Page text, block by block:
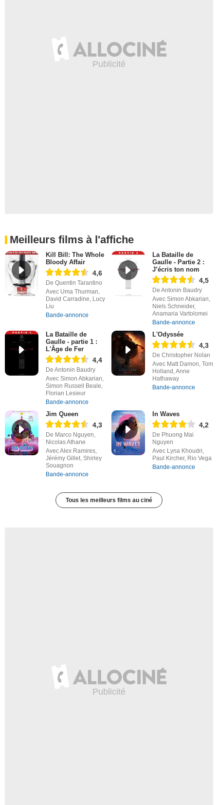
Meilleurs films à l'affiche
Kill Bill: The Whole
Bloody Affair
4,6
De Quentin Tarantino
Avec Uma Thurman,
David Carradine, Lucy
Liu
Bande-annonce
La Bataille de
Gaulle - Partie 2 :
J’écris ton nom
4,5
De Antonin Baudry
Avec Simon Abkarian,
Niels Schneider,
Anamaria Vartolomei
Bande-annonce
La Bataille de
Gaulle - partie 1 :
L'Âge de Fer
4,4
De Antonin Baudry
Avec Simon Abkarian,
Simon Russell Beale,
Florian Lesieur
Bande-annonce
L'Odyssée
4,3
De Christopher Nolan
Avec Matt Damon, Tom
Holland, Anne
Hathaway
Bande-annonce
Jim Queen
4,3
De Marco Nguyen,
Nicolas Athane
Avec Alex Ramires,
Jérémy Gillet, Shirley
Souagnon
Bande-annonce
In Waves
4,2
De Phuong Mai
Nguyen
Avec Lyna Khoudri,
Paul Kircher, Rio Vega
Bande-annonce
Tous les meilleurs films au ciné